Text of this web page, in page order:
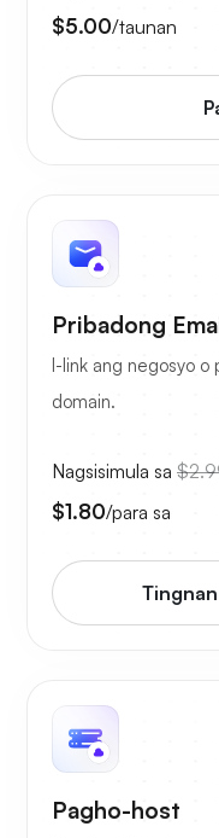
$5.00/taunan
Pribadong
I-link ang negosyo
domain.
Nagsisimula sa
$1.80/para sa
Pagho-host